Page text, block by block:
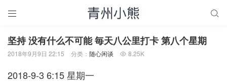
 
坚持 没有什么不可能 毎天八公里打卡 第八个星期
2018年9月9日 22:15 分类： 随心闲谈  8.25K
2018-9-3 6:15 星期一